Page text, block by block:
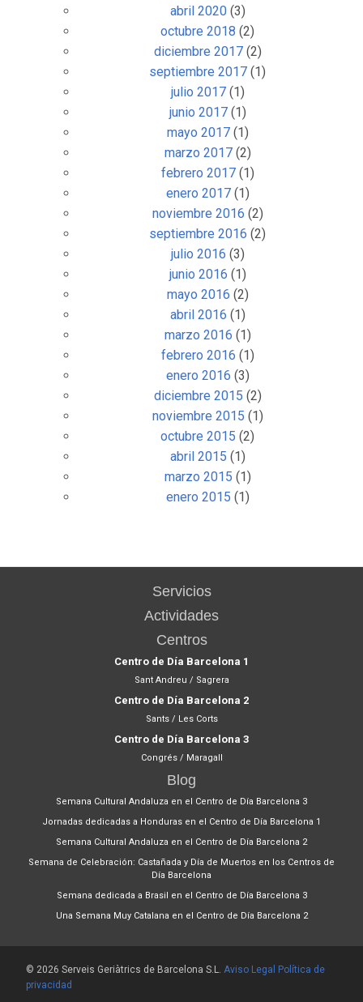
abril 2020(3)
octubre 2018 (2)
diciembre 2017(2)
septiembre 2017 (1)
julio 2017(1)
junio 2017(1)
mayo 2017(1)
marzo 2017(2)
febrero 2017(1)
enero 2017(1)
noviembre 2016 (2)
septiembre 2016 (2)
julio 2016 (3)
junio 2016 (1)
mayo 2016 (2)
abril 2016 (1)
marzo 2016 (1)
febrero 2016 (1)
enero 2016 (3)
diciembre 2015 (2)
noviembre 2015 (1)
octubre 2015 (2)
abril 2015 (1)
marzo 2015 (1)
enero 2015 (1)
Servicios
Actividades
Centros
Centro de Día Barcelona 1
Sant Andreu / Sagrera
Centro de Día Barcelona 2
Sants / Les Corts
Centro de Día Barcelona 3
Congrés / Maragall
Blog
Semana Cultural Andaluza en el Centro de Día Barcelona 3
Jornadas dedicadas a Honduras en el Centro de Día Barcelona 1
Semana Cultural Andaluza en el Centro de Día Barcelona 2
Semana de Celebración: Castañada y Día de Muertos en los Centros de
Día Barcelona
Semana dedicada a Brasil en el Centro de Día Barcelona 3
Una Semana Muy Catalana en el Centro de Día Barcelona 2
© 2026 Serveis Geriàtrics de Barcelona S.L. Aviso Legal
Política de
privacidad